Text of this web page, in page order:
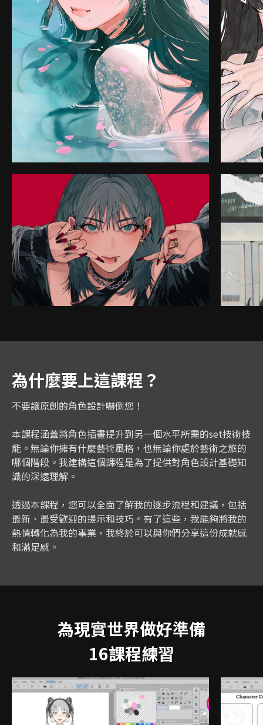
為什麼要上這課程？
不要讓原創的角色設計嚇倒您！
本課程涵蓋將角色插畫提升到另一個水平所需的set技術技
能。無論你擁有什麼藝術風格，也無論你處於藝術之旅的
哪個階段。我建構這個課程是為了提供對角色設計基礎知
識的深遠理解。
透過本課程，您可以全面了解我的逐步流程和建議，包括
最新、最受歡迎的提示和技巧。有了這些，我能夠將我的
熱情轉化為我的事業，我終於可以與你們分享這份成就感
和滿足感。
為現實世界做好準備
16課程練習